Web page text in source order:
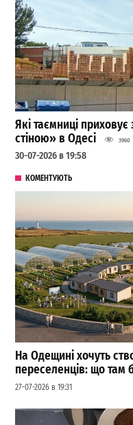
Які таємниці
стіною» в Одесі
3960
30-07-2026 в 19:58
КОМЕНТУЮТЬ
На Одещині хочуть
переселенців: що там
27-07-2026 в 19:31